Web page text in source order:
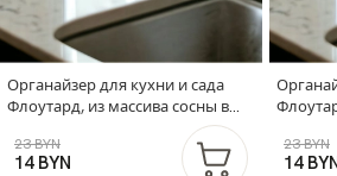
Органайзер для кухни и сада
Флоутард, из массива сосны в
голландском стиле, графит
23 BYN
14 BYN
23 BYN
14